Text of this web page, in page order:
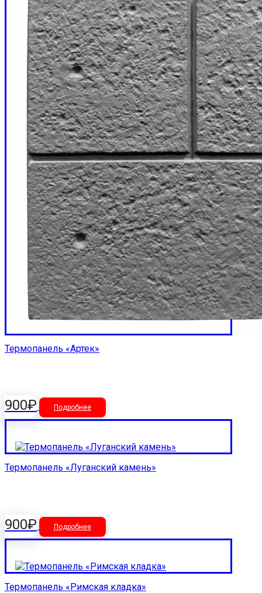
Термопанель «Артек»
900₽ Подробнее
Термопанель «Луганский камень»
900₽ Подробнее
Термопанель «Римская кладка»